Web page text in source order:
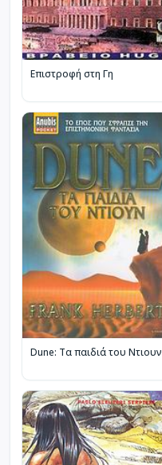
Επιστροφή στη Γη
Dune: Τα παιδιά του Ντιουν